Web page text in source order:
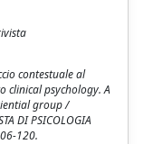
contestuale al
clinical psychology. A
group /
DI PSICOLOGIA
120.